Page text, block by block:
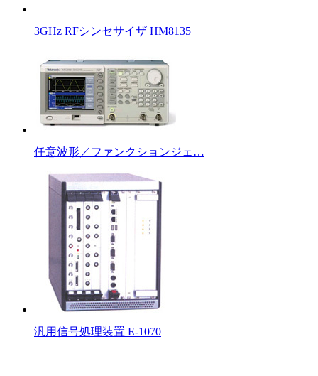
3GHz RFシンセサイザ HM8135
任意波形／ファンクションジェ…
汎用信号処理装置 E-1070